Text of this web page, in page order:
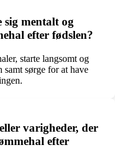
mentalt og
efter fødslen?
starte langsomt og
sørge for at have
varigheder, der
efter